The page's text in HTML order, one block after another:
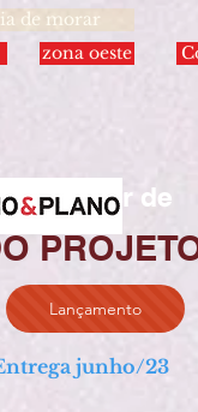
de morar
zona oeste
A partir de
Lançamento
junho/23